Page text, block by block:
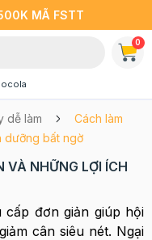
MÃ FSTT
0
dễ làm
Cách làm
dưỡng bất ngờ
VÀ NHỮNG LỢI ÍCH
đơn giản giúp hội
cân siêu nét. Ngại